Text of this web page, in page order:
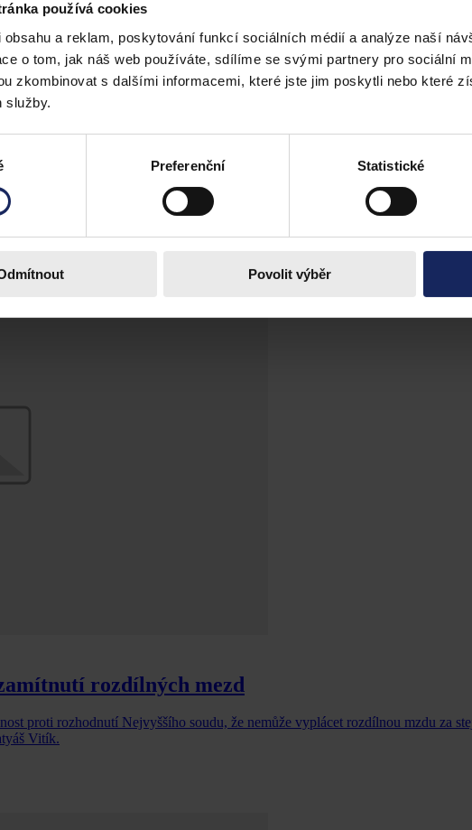
používá cookies
obsahu a reklam, poskytování funkcí sociálních médií a analýze naší
o tom, jak náš web používáte, sdílíme se svými partnery pro sociální
zkombinovat s dalšími informacemi, které jste jim poskytli nebo které
služby.
Preferenční Statistické
Povolit výběr
práci
zajišťovat rovné zacházení se všemi zaměstnanci, pokud jde o jejich
a plnění peněžité hodnoty, o odbornou přípravu a o příležitost dosáhnout
rozdílných mezd
proti rozhodnutí Nejvyššího soudu, že nemůže vyplácet rozdílnou mzdu za
Vitík.